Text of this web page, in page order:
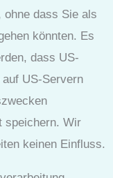
ohne dass Sie als
könnten. Es
dass US-
US-Servern
speichern. Wir
keinen Einfluss.